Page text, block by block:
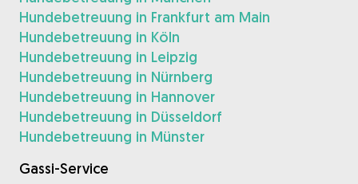
Hundebetreuung in Frankfurt am Main
Hundebetreuung in Köln
Hundebetreuung in Leipzig
Hundebetreuung in Nürnberg
Hundebetreuung in Hannover
Hundebetreuung in Düsseldorf
Hundebetreuung in Münster
Gassi-Service